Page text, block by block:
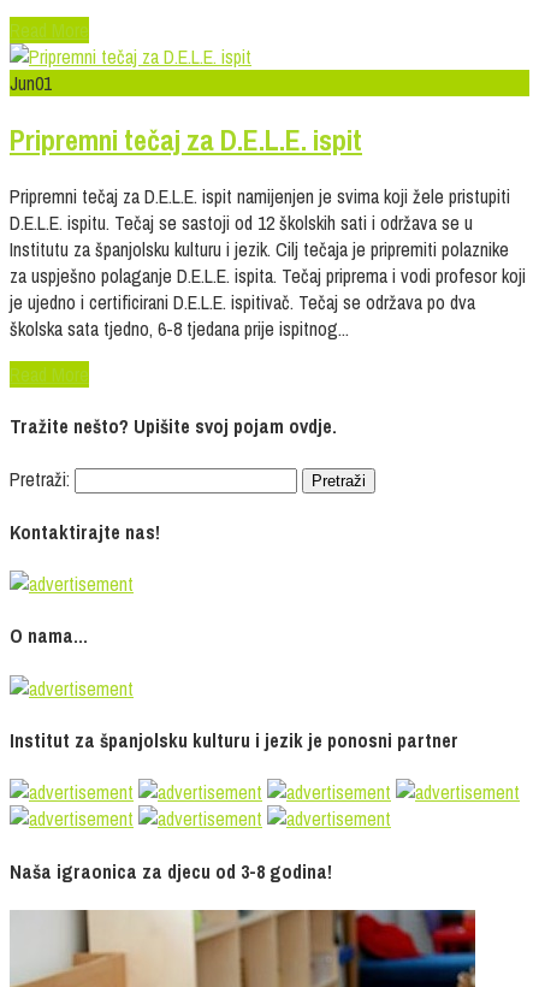
Read More
Jun01
Pripremni tečaj za D.E.L.E. ispit
Pripremni tečaj za D.E.L.E. ispit namijenjen je svima koji žele pristupiti
D.E.L.E. ispitu. Tečaj se sastoji od 12 školskih sati i održava se u
Institutu za španjolsku kulturu i jezik. Cilj tečaja je pripremiti polaznike
za uspješno polaganje D.E.L.E. ispita. Tečaj priprema i vodi profesor koji
je ujedno i certificirani D.E.L.E. ispitivač. Tečaj se održava po dva
školska sata tjedno, 6-8 tjedana prije ispitnog...
Read More
Tražite nešto? Upišite svoj pojam ovdje.
Pretraži:
Kontaktirajte nas!
O nama…
Institut za španjolsku kulturu i jezik je ponosni partner
Naša igraonica za djecu od 3-8 godina!